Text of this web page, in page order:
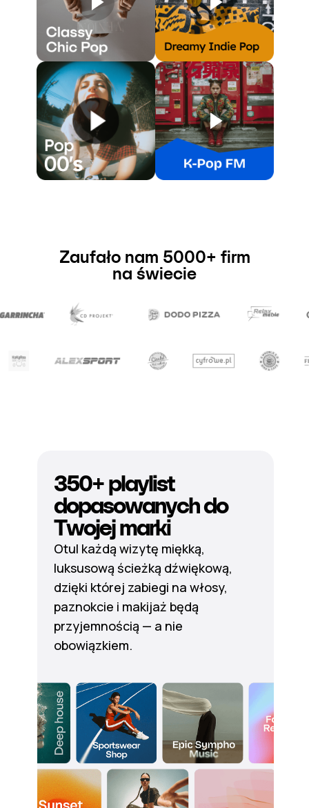
Zaufało nam 5000+ firm
na świecie
350+ playlist
dopasowanych do
Twojej marki
Otul każdą wizytę miękką,
luksusową ścieżką dźwiękową,
dzięki której zabiegi na włosy,
paznokcie i makijaż będą
przyjemnością — a nie
obowiązkiem.